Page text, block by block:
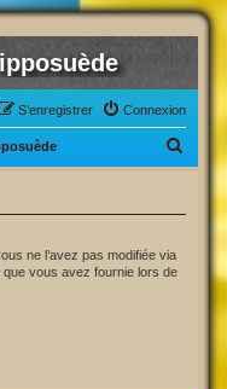
Connexion
S’enregistrer
ne l’avez pas modifiée via
que vous avez fournie lors de